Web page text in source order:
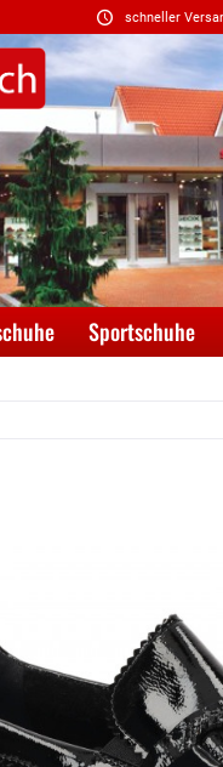
schneller
Sportschuhe